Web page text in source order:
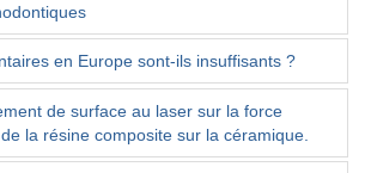
en Europe sont-ils insuffisants ?
de surface au laser sur la force
la résine composite sur la céramique.